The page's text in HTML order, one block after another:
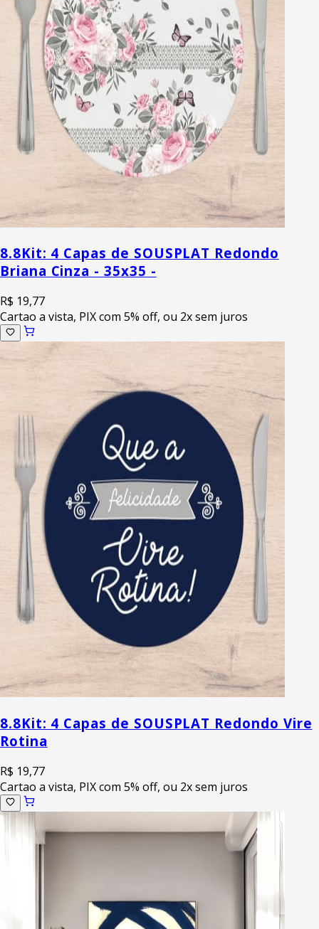
8.8Kit: 4 Capas de SOUSPLAT Redondo
Briana Cinza - 35x35 -
R$ 19,77
Cartao a vista, PIX com 5% off, ou 2x sem juros
8.8Kit: 4 Capas de SOUSPLAT Redondo Vire
Rotina
R$ 19,77
Cartao a vista, PIX com 5% off, ou 2x sem juros